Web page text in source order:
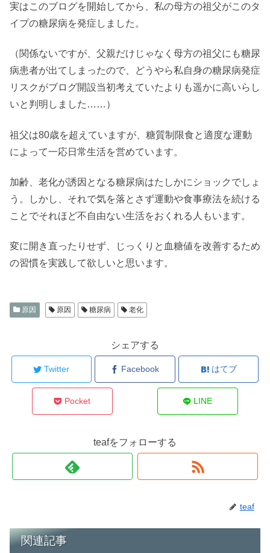
実はこのブログを開始してから、私の母方の祖父がこのタ
イプの糖尿病を発症しました。
（関係ないですが、父親だけじゃなく母方の祖父にも糖尿
病患者が出てしまったので、どうやら私自身の糖尿病発症
リスクがブログ開設当初考えていたよりも遥かに高いらし
いと判明しました……）
祖父は80歳を超えていますが、糖質制限食と適度な運動
によって一応日常生活を営めています。
加齢、老化が誘因となる糖尿病はたしかにショックでしょ
う。しかし、それで気を落とさず運動や食事療法を続ける
ことでそれほど不自由ない生活をおくれる人もいます。
変に開き直ったりせず、じっくりと血糖値を改善するため
の習慣を実践して欲しいと思います。
原因 原因 糖尿病 老化
シェアする
Twitter Facebook はてブ
Pocket LINE
teafをフォローする
teaf
関連記事